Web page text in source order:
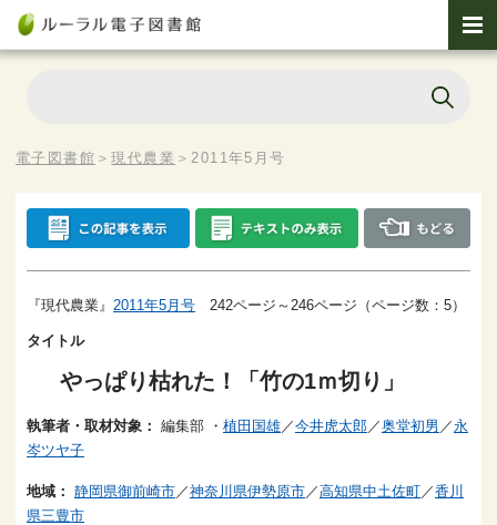
電子図書館 ＞現代農業 ＞2011年5月号
『現代農業』 2011年5月号 242ページ～246ページ（ページ数：5）
タイトル
やっぱり枯れた！「竹の1ｍ切り」
執筆者・取材対象： 編集部 ・ 植田国雄 ／今井虎太郎 ／奥堂初男 ／永
岑ツヤ子
地域： 静岡県御前崎市 ／神奈川県伊勢原市 ／高知県中土佐町 ／香川
県三豊市